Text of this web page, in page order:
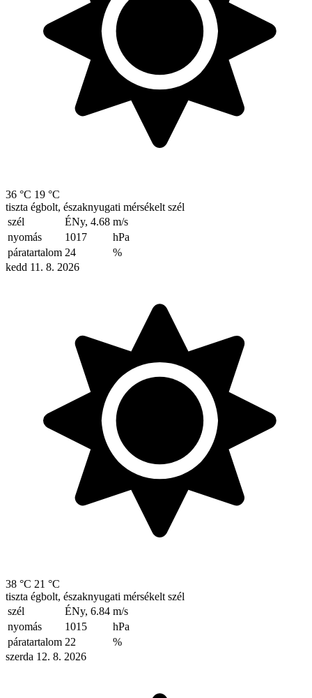
36 °C 19 °C
tiszta égbolt, északnyugati mérsékelt szél
szél
ÉNy, 4.68 m/s
nyomás
1017
hPa
páratartalom 24
%
kedd 11. 8. 2026
38 °C 21 °C
tiszta égbolt, északnyugati mérsékelt szél
szél
ÉNy, 6.84 m/s
nyomás
1015
hPa
páratartalom 22
%
szerda 12. 8. 2026